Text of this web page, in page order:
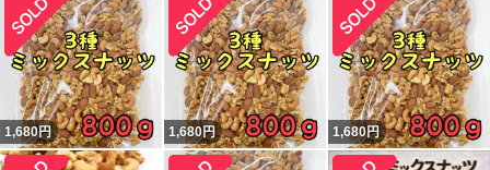
1,680円 1,680円 1,680円